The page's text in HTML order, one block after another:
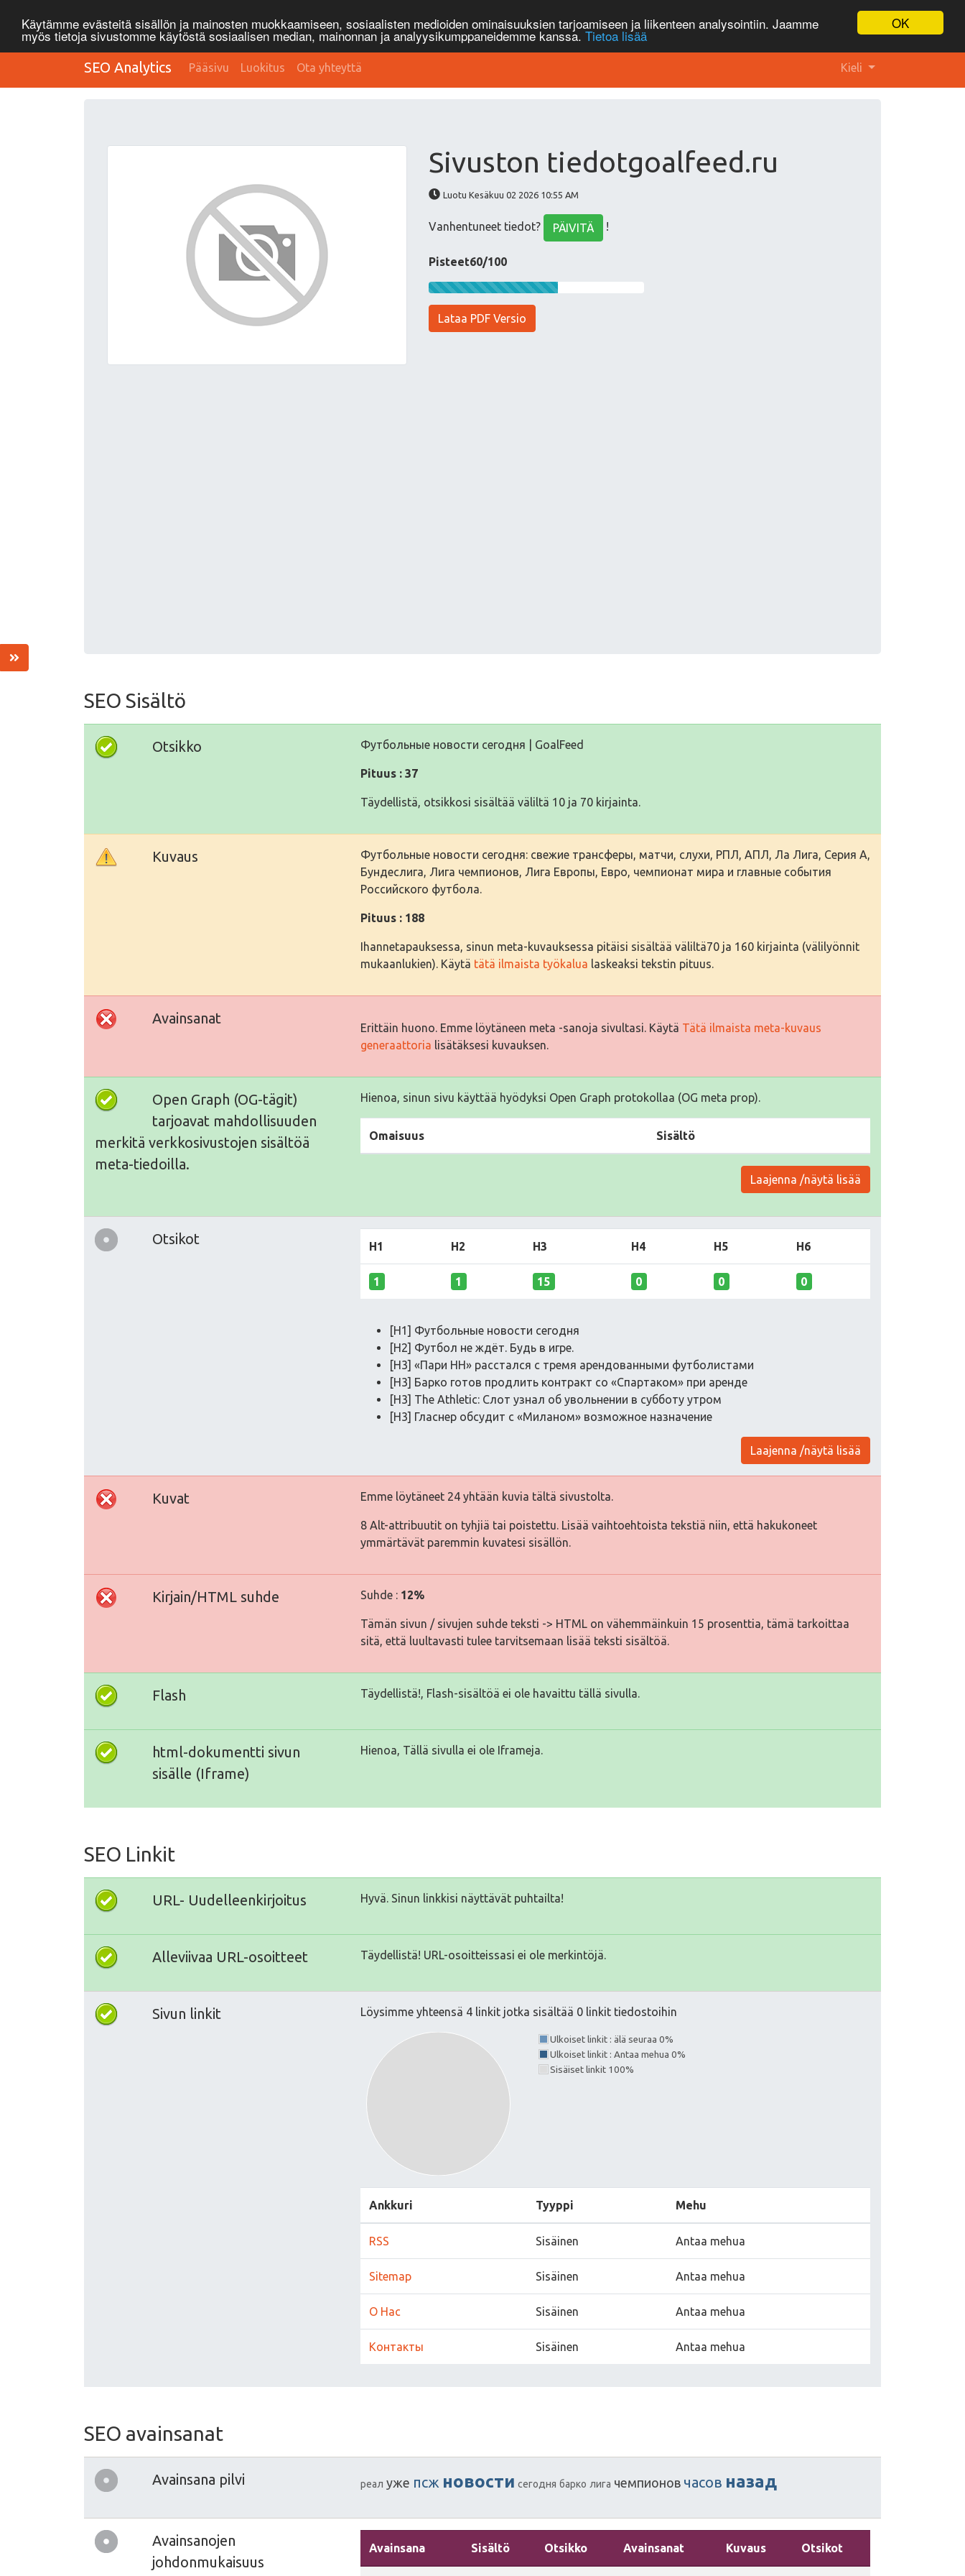
OK
Käytämme evästeitä sisällön ja mainosten muokkaamiseen, sosiaalisten medioiden ominaisuuksien tarjoamiseen ja liikenteen analysointiin. Jaamme
myös tietoja sivustomme käytöstä sosiaalisen median, mainonnan ja analyysikumppaneidemme kanssa. Tietoa lisää
SEO Analytics Pääsivu Luokitus Ota yhteyttä Kieli
Sivuston tiedotgoalfeed.ru
Luotu Kesäkuu 02 2026 10:55 AM
Vanhentuneet tiedot? PÄIVITÄ !
Pisteet60/100
Lataa PDF Versio
SEO Sisältö
Otsikko Футбольные новости сегодня | GoalFeed
Pituus : 37
Täydellistä, otsikkosi sisältää väliltä 10 ja 70 kirjainta.
Kuvaus
Футбольные новости сегодня: свежие трансферы, матчи, слухи, РПЛ, АПЛ, Ла Лига, Серия А,
Бундеслига, Лига чемпионов, Лига Европы, Евро, чемпионат мира и главные события
Российского футбола.
Pituus : 188
Ihannetapauksessa, sinun meta-kuvauksessa pitäisi sisältää väliltä70 ja 160 kirjainta (välilyönnit
mukaanlukien). Käytä tätä ilmaista työkalua laskeaksi tekstin pituus.
Avainsanat
Erittäin huono. Emme löytäneen meta -sanoja sivultasi. Käytä Tätä ilmaista meta-kuvaus
generaattoria lisätäksesi kuvauksen.
Open Graph (OG-tägit)
tarjoavat mahdollisuuden
merkitä verkkosivustojen sisältöä
meta-tiedoilla.
Hienoa, sinun sivu käyttää hyödyksi Open Graph protokollaa (OG meta prop).
Omaisuus Sisältö
Laajenna /näytä lisää
Otsikot H1 H2 H3 H4 H5 H6
1 1 15 0 0 0
[H1] Футбольные новости сегодня
[H2] Футбол не ждёт. Будь в игре.
[H3] «Пари НН» расстался с тремя арендованными футболистами
[H3] Барко готов продлить контракт со «Спартаком» при аренде
[H3] The Athletic: Слот узнал об увольнении в субботу утром
[H3] Гласнер обсудит с «Миланом» возможное назначение
Laajenna /näytä lisää
Kuvat Emme löytäneet 24 yhtään kuvia tältä sivustolta.
8 Alt-attribuutit on tyhjiä tai poistettu. Lisää vaihtoehtoista tekstiä niin, että hakukoneet
ymmärtävät paremmin kuvatesi sisällön.
Kirjain/HTML suhde Suhde : 12%
Tämän sivun / sivujen suhde teksti -> HTML on vähemmäinkuin 15 prosenttia, tämä tarkoittaa
sitä, että luultavasti tulee tarvitsemaan lisää teksti sisältöä.
Flash Täydellistä!, Flash-sisältöä ei ole havaittu tällä sivulla.
html-dokumentti sivun
sisälle (Iframe)
Hienoa, Tällä sivulla ei ole Iframeja.
SEO Linkit
URL- Uudelleenkirjoitus Hyvä. Sinun linkkisi näyttävät puhtailta!
Alleviivaa URL-osoitteet Täydellistä! URL-osoitteissasi ei ole merkintöjä.
Sivun linkit Löysimme yhteensä 4 linkit jotka sisältää 0 linkit tiedostoihin
Ulkoiset linkit : älä seuraa 0%
Ulkoiset linkit : Antaa mehua 0%
Sisäiset linkit 100%
Ankkuri Tyyppi Mehu
RSS Sisäinen Antaa mehua
Sitemap Sisäinen Antaa mehua
О Нас Sisäinen Antaa mehua
Контакты Sisäinen Antaa mehua
SEO avainsanat
Avainsana pilvi реал уже псж новости сегодня барко лига чемпионов часов назад
Avainsanojen
johdonmukaisuus
Avainsana Sisältö Otsikko Avainsanat Kuvaus Otsikot